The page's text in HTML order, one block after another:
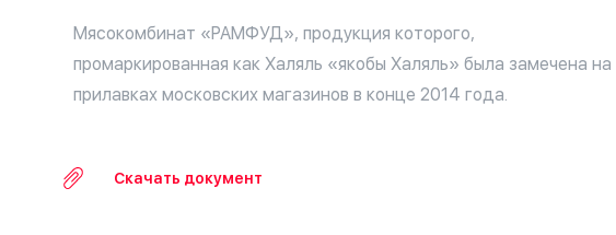
Мясокомбинат «РАМФУД», продукция которого,
промаркированная как Халяль «якобы Халяль» была замечена на
прилавках московских магазинов в конце 2014 года.
Скачать документ